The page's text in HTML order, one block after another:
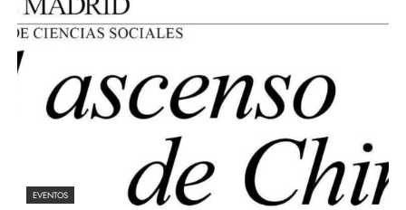
EVENTOS